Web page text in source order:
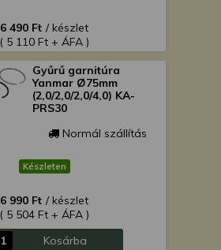
6 490 Ft / készlet
( 5 110 Ft + ÁFA )
Gyűrű garnitúra
Yanmar Ø75mm
(2,0/2,0/2,0/4,0) KA-
PRS30
Normál szállítás
Készleten
6 990 Ft / készlet
( 5 504 Ft + ÁFA )
Kosárba